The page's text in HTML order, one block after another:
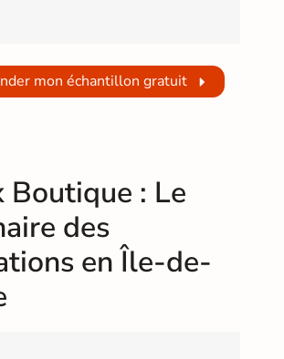
mon échantillon gratuit
Boutique : Le
des
en Île-de-